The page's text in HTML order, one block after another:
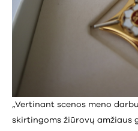
„Vertinant scenos meno
skirtingoms žiūrovų amžiaus